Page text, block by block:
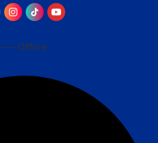
—– Office